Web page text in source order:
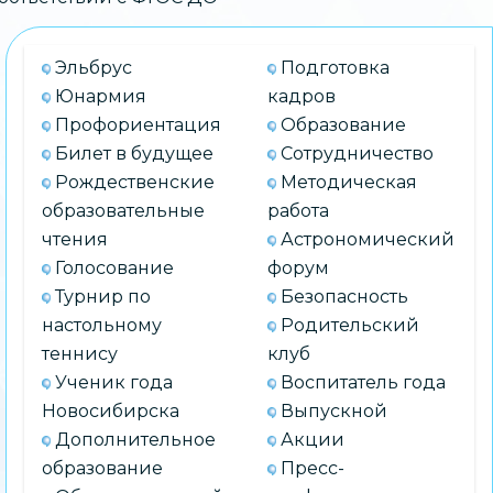
Эльбрус
Юнармия
Профориентация
Билет в будущее
Рождественские
образовательные
чтения
Голосование
Турнир по
настольному
теннису
Ученик года
Новосибирска
Дополнительное
образование
Подготовка
кадров
Образование
Сотрудничество
Методическая
работа
Астрономический
форум
Безопасность
Родительский
клуб
Воспитатель года
Выпускной
Акции
Пресс-